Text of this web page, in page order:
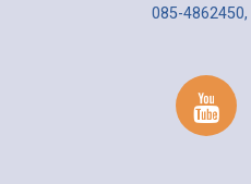
085-4862450,